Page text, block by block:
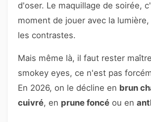
d'oser. Le maquillage de soirée,
moment de jouer avec la
les contrastes.
Mais même là, il faut rester
smokey eyes, ce n'est pas
En 2026, on le décline en brun
cuivré, en prune foncé ou en